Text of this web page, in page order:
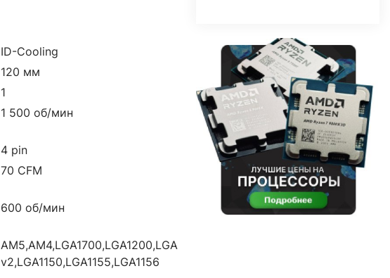
ID-Cooling
120 мм
1
1 500 об/мин
4 pin
70 CFM
600 об/мин
AM5,AM4,LGA1700,LGA1200,LGA1151,LGA1151
v2,LGA1150,LGA1155,LGA1156